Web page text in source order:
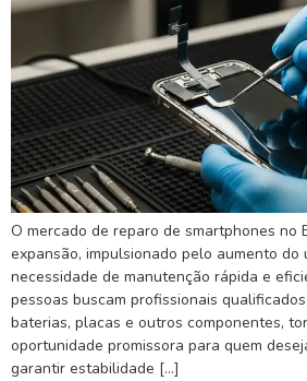
O mercado de reparo de smartphones no
expansão, impulsionado pelo aumento
necessidade de manutenção rápida e
pessoas buscam profissionais
baterias, placas e outros componentes,
oportunidade promissora para quem
garantir estabilidade […]